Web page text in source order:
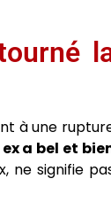
à une
a bel et
ne signifie